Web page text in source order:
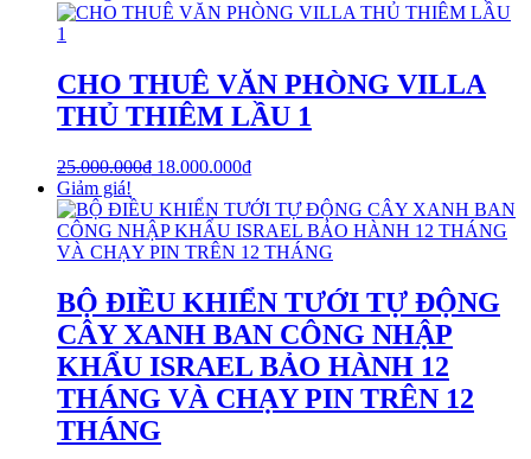
CHO THUÊ VĂN PHÒNG VILLA
THỦ THIÊM LẦU 1
25.000.000₫ 18.000.000₫
Giảm giá!
BỘ ĐIỀU KHIỂN TƯỚI TỰ ĐỘNG
CÂY XANH BAN CÔNG NHẬP
KHẨU ISRAEL BẢO HÀNH 12
THÁNG VÀ CHẠY PIN TRÊN 12
THÁNG